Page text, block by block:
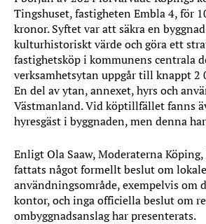
Tingshuset, fastigheten Embla 4, för
kronor. Syftet var att säkra en
kulturhistoriskt värde och göra ett
fastighetsköp i kommunens centrala
verksamhetsytan uppgår till knappt 2
En del av ytan, annexet, hyrs och
Västmanland. Vid köptillfället fanns
hyresgäst i byggnaden, men denna
Enligt Ola Saaw, Moderaterna
fattats något formellt beslut om
användningsområde, exempelvis om
kontor, och inga officiella beslut om
ombyggnadsanslag har presenterats.